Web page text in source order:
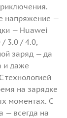
напряжение —
— Huawei
/ 3.0 / 4.0,
заряд — да
и даже
технологией
на зарядке
моментах. С
— всегда на